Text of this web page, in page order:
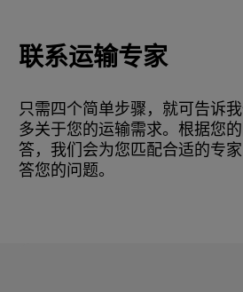
联系运输专家
只需四个简单步骤，就可告诉
多关于您的运输需求。根据您
答，我们会为您匹配合适的专
答您的问题。